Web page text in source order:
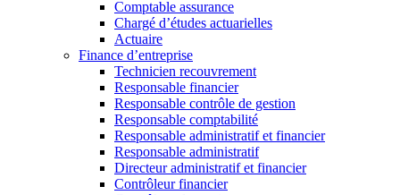
Comptable assurance
Chargé d’études actuarielles
Actuaire
Finance d’entreprise
Technicien recouvrement
Responsable financier
Responsable contrôle de gestion
Responsable comptabilité
Responsable administratif et financier
Responsable administratif
Directeur administratif et financier
Contrôleur financier